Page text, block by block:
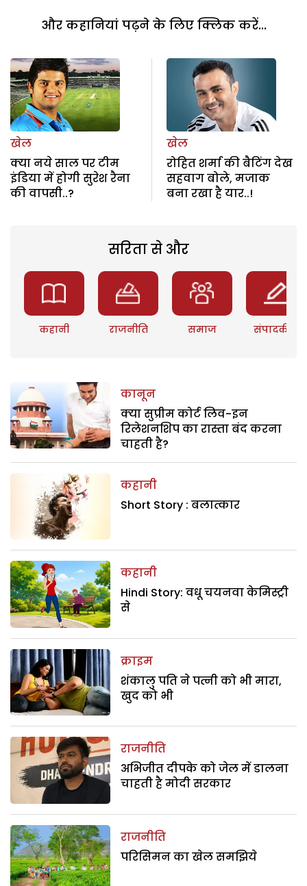
और कहानियां पढ़ने के लिए क्लिक करें...
खेल
क्या नये साल पर टीम
इंडिया में होगी सुरेश रैना
की वापसी..?
खेल
रोहित शर्मा की बैटिंग देख
सहवाग बोले, मजाक
बना रखा है यार..!
सरिता से और
कहानी राजनीति समाज संपादकीय
कानून
क्या सुप्रीम कोर्ट लिव-इन
रिलेशनशिप का रास्ता बंद करना
चाहती है?
कहानी
Short Story : बलात्कार
कहानी
Hindi Story: वधू चयनवा केमिस्ट्री
से
क्राइम
शंकालु पति ने पत्नी को भी मारा,
खुद को भी
राजनीति
अभिजीत दीपके को जेल में डालना
चाहती है मोदी सरकार
राजनीति
परिसिमन का खेल समझिये